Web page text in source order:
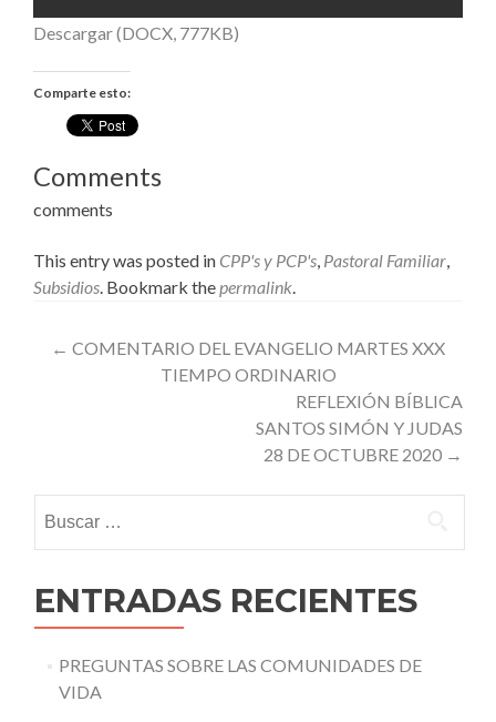
Descargar (DOCX, 777KB)
Comparte esto:
Comments
comments
This entry was posted in CPP's y PCP's, Pastoral Familiar,
Subsidios. Bookmark thepermalink.
Post
navigation
← COMENTARIO DEL EVANGELIO MARTES XXX
TIEMPO ORDINARIO
REFLEXIÓN BÍBLICA
SANTOS SIMÓN Y JUDAS
28 DE OCTUBRE 2020 →
ENTRADAS RECIENTES
PREGUNTAS SOBRE LAS COMUNIDADES DE
VIDA